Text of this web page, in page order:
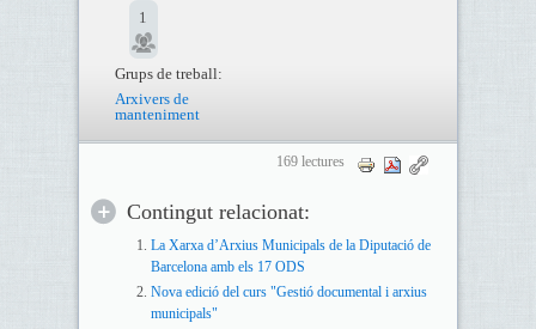
1
Grups de treball:
Arxivers de
manteniment
169 lectures
Contingut relacionat:
La Xarxa d’Arxius Municipals de la Diputació de
Barcelona amb els 17 ODS
Nova edició del curs "Gestió documental i arxius
municipals"